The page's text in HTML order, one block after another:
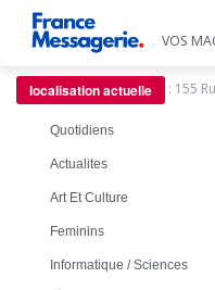
VOS
localisation actuelle : 155
Quotidiens
Actualites
Art Et Culture
Feminins
Informatique / Sciences